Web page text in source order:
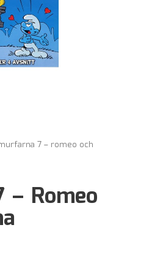
7 – romeo och
Romeo